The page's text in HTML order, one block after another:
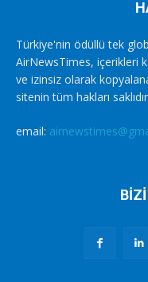
Türkiye'nin ödüllü tek
AirNewsTimes, içerikleri
ve izinsiz olarak
sitenin tüm hakları
email: